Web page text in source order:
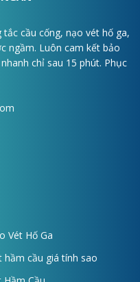
cầu cống, nạo vét hố ga,
ngầm. Luôn cam kết bảo
chỉ sau 15 phút. Phục
Vét Hố Ga
hầm cầu giá tính sao